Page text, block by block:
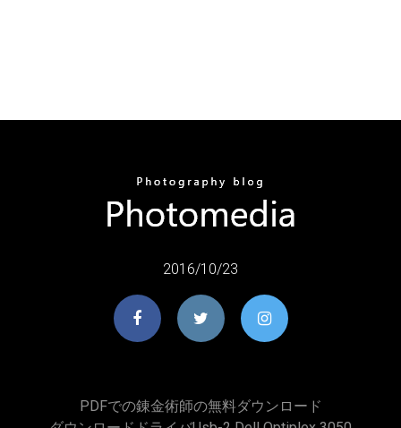
2016/10/23
PDFでの錬金術師の無料ダウンロード